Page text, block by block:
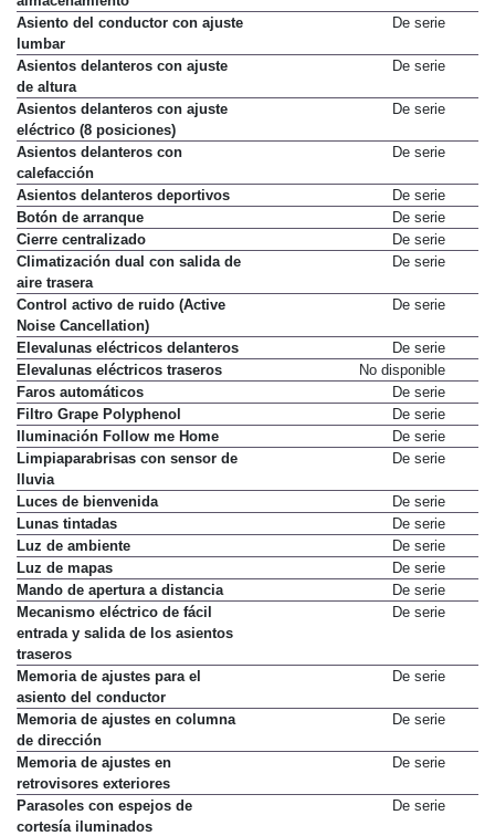
Asiento del conductor con ajuste
lumbar
De serie
Asientos delanteros con ajuste
de altura
De serie
Asientos delanteros con ajuste
eléctrico (8 posiciones)
De serie
Asientos delanteros con
calefacción
De serie
Asientos delanteros deportivos
De serie
Botón de arranque
De serie
Cierre centralizado
De serie
Climatización dual con salida de
aire trasera
De serie
Control activo de ruido (Active
Noise Cancellation)
De serie
Elevalunas eléctricos delanteros
De serie
Elevalunas eléctricos traseros
No disponible
Faros automáticos
De serie
Filtro Grape Polyphenol
De serie
Iluminación Follow me Home
De serie
Limpiaparabrisas con sensor de
lluvia
De serie
Luces de bienvenida
De serie
Lunas tintadas
De serie
Luz de ambiente
De serie
Luz de mapas
De serie
Mando de apertura a distancia
De serie
Mecanismo eléctrico de fácil
entrada y salida de los asientos
traseros
De serie
Memoria de ajustes para el
asiento del conductor
De serie
Memoria de ajustes en columna
de dirección
De serie
Memoria de ajustes en
retrovisores exteriores
De serie
Parasoles con espejos de
cortesía iluminados
De serie